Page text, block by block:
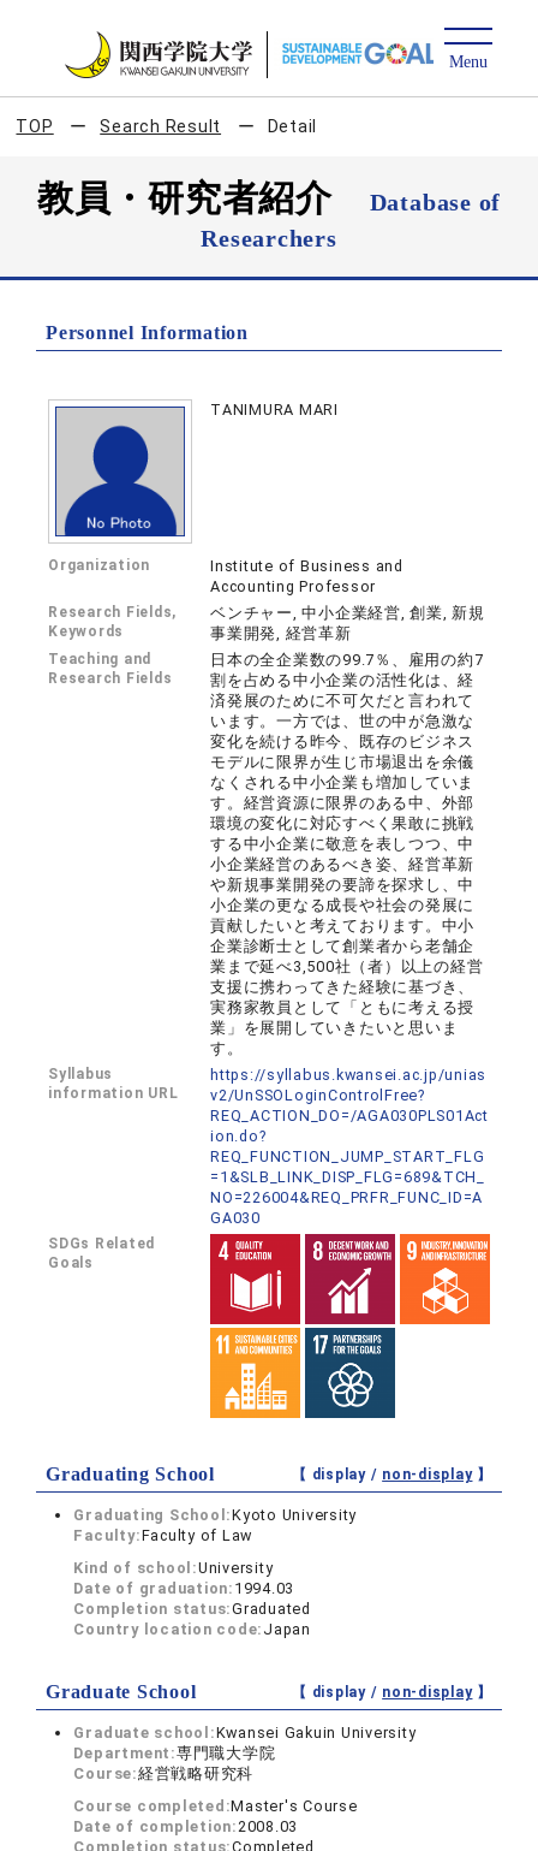
TOP Search Result Detail
教員・研究者紹介
Database of
Researchers
Personnel Information
TANIMURA MARI
Organization
Institute of Business and
Accounting Professor
Research Fields,
Keywords
ベンチャー, 中小企業経営, 創業, 新規
事業開発, 経営革新
Teaching and
Research Fields
日本の全企業数の99.7％、雇用の約7
割を占める中小企業の活性化は、経
済発展のために不可欠だと言われて
います。一方では、世の中が急激な
変化を続ける昨今、既存のビジネス
モデルに限界が生じ市場退出を余儀
なくされる中小企業も増加していま
す。経営資源に限界のある中、外部
環境の変化に対応すべく果敢に挑戦
する中小企業に敬意を表しつつ、中
小企業経営のあるべき姿、経営革新
や新規事業開発の要諦を探求し、中
小企業の更なる成長や社会の発展に
貢献したいと考えております。中小
企業診断士として創業者から老舗企
業まで延べ3,500社（者）以上の経営
支援に携わってきた経験に基づき、
実務家教員として「ともに考える授
業」を展開していきたいと思いま
す。
Syllabus
information URL
https://syllabus.kwansei.ac.jp/unias
v2/UnSSOLoginControlFree?
REQ_ACTION_DO=/AGA030PLS01Act
ion.do?
REQ_FUNCTION_JUMP_START_FLG
=1&SLB_LINK_DISP_FLG=689&TCH_
NO=226004&REQ_PRFR_FUNC_ID=A
GA030
SDGs Related
Goals
Graduating School 【 display / non-display】
Graduating School:Kyoto University
Faculty:Faculty of Law
Kind of school:University
Date of graduation: 1994.03
Completion status:Graduated
Country location code: Japan
Graduate School 【 display / non-display】
Graduate school:Kwansei Gakuin University
Department:専門職大学院
Course:経営戦略研究科
Course completed:Master's Course
Date of completion:2008.03
Completion status:Completed